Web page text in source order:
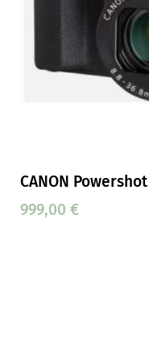
CANON
999,00 €